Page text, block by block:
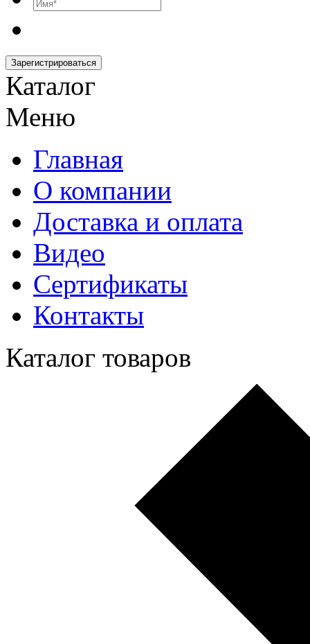
Зарегистрироваться
Каталог
Меню
Главная
О компании
Доставка и оплата
Видео
Сертификаты
Контакты
Каталог товаров